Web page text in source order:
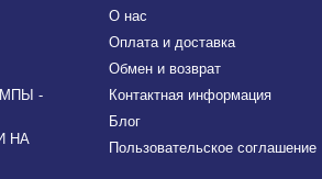
-
НА
О нас
Оплата и доставка
Обмен и возврат
Контактная информация
Блог
Пользовательское соглашение